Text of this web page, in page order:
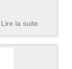
Lire la suite